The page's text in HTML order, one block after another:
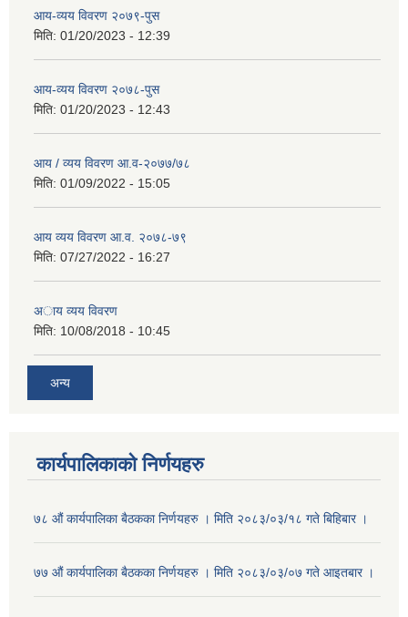
आय-व्यय विवरण २०७९-पुस
मिति: 01/20/2023 - 12:39
आय-व्यय विवरण २०७८-पुस
मिति: 01/20/2023 - 12:43
आय / व्यय विवरण आ.व-२०७७/७८
मिति: 01/09/2022 - 15:05
आय व्यय विवरण आ.व. २०७८-७९
मिति: 07/27/2022 - 16:27
अाय व्यय विवरण
मिति: 10/08/2018 - 10:45
अन्य
कार्यपालिकाको निर्णयहरु
७८ औं कार्यपालिका बैठकका निर्णयहरु । मिति २०८३/०३/१८ गते बिहिबार ।
७७ औं कार्यपालिका बैठकका निर्णयहरु । मिति २०८३/०३/०७ गते आइतबार ।